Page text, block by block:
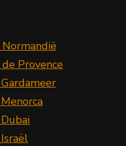
Normandië
Provence